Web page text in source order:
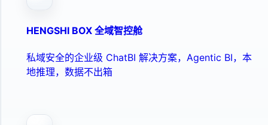
HENGSHI BOX 全域智控舱
私域安全的企业级 ChatBI 解决方案，Agentic BI，本
地推理，数据不出箱